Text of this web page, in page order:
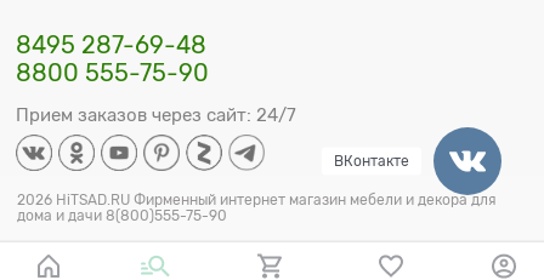
8495 287-69-48
8800 555-75-90
Прием заказов через сайт: 24/7
2026 HiTSAD.RU Фирменный интернет магазин мебели и декора для
дома и дачи 8(800)555-75-90
ВКонтакте